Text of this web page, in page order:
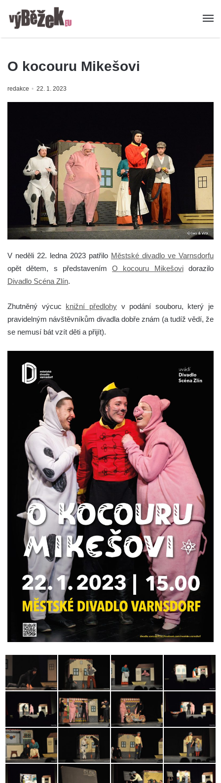
O kocouru Mikešovi
redakce 22. 1. 2023
V neděli 22. ledna 2023 patřilo Městské divadlo ve Varnsdorfu
opět dětem, s představenímO kocouru Mikešovidorazilo
Divadlo Scéna Zlín.
Zhutněný výcuc knižní předlohyv podání souboru, který je
pravidelným návštěvníkům divadla dobře znám (a tudíž vědí, že
se nemusí bát vzít děti a přijít).